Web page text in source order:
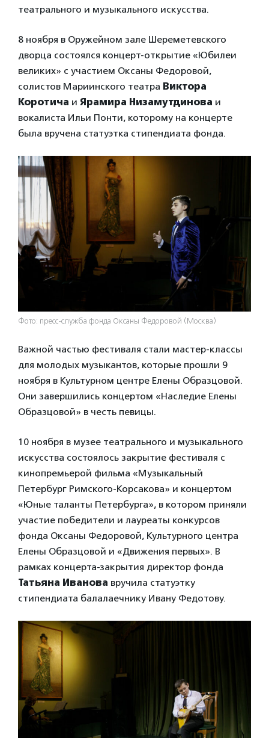
театрального и музыкального искусства.
8 ноября в Оружейном зале Шереметевского
дворца состоялся концерт-открытие «Юбилеи
великих» с участием Оксаны Федоровой,
солистов Мариинского театра Виктора
Коротича и Ярамира Низамутдинова и
вокалиста Ильи Понти, которому на концерте
была вручена статуэтка стипендиата фонда.
Фото: пресс-служба фонда Оксаны Федоровой (Москва)
Важной частью фестиваля стали мастер-классы
для молодых музыкантов, которые прошли 9
ноября в Культурном центре Елены Образцовой.
Они завершились концертом «Наследие Елены
Образцовой» в честь певицы.
10 ноября в музее театрального и музыкального
искусства состоялось закрытие фестиваля с
кинопремьерой фильма «Музыкальный
Петербург Римского-Корсакова» и концертом
«Юные таланты Петербурга», в котором приняли
участие победители и лауреаты конкурсов
фонда Оксаны Федоровой, Культурного центра
Елены Образцовой и «Движения первых». В
рамках концерта-закрытия директор фонда
Татьяна Иванова вручила статуэтку
стипендиата балалаечнику Ивану Федотову.